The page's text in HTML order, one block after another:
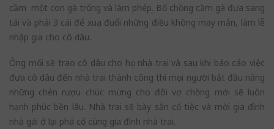
cầm một con gà trống và làm phép. Bố chồng cầm gà đưa sang
tái và phải 3 cái để xua đuổi những điều không may mắn, làm lễ
nhập gia cho cô dâu.
Ông mối sẽ trao cô dâu cho họ nhà trai và sau khi báo cáo việc
đưa cô dâu đến nhà trai thành công thì mọi người bắt đầu nâng
những chén rượu chúc mừng cho đôi vợ chồng mới sẽ luôn
hạnh phúc bền lâu. Nhà trai sẽ bày sẵn cổ tiệc và mời gia đình
nhà gái ở lại phá cổ cùng gia đình nhà trai.